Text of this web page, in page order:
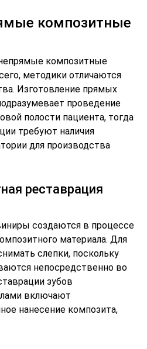
композитные
композитные
методики отличаются
Изготовление прямых
проведение
полости пациента, тогда
требуют наличия
для производства
реставрация
создаются в процессе
материала. Для
слепки, поскольку
непосредственно во
зубов
включают
нанесение композита,